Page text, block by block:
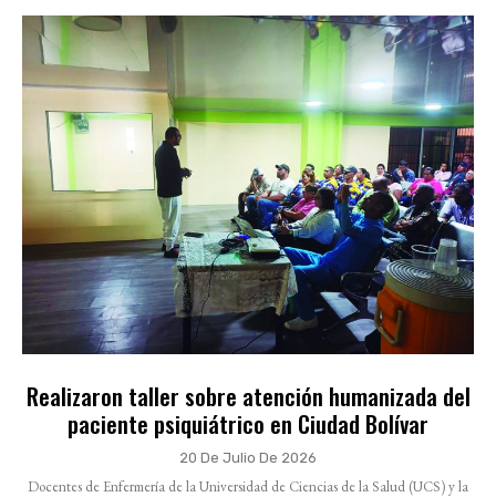
Realizaron taller sobre atención humanizada del
paciente psiquiátrico en Ciudad Bolívar
20 De Julio De 2026
Docentes de Enfermería de la Universidad de Ciencias de la Salud (UCS) y la